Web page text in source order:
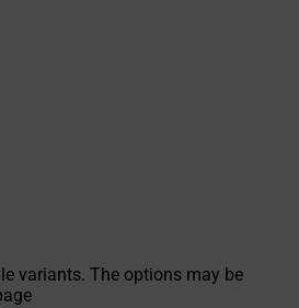
variants. The options may be